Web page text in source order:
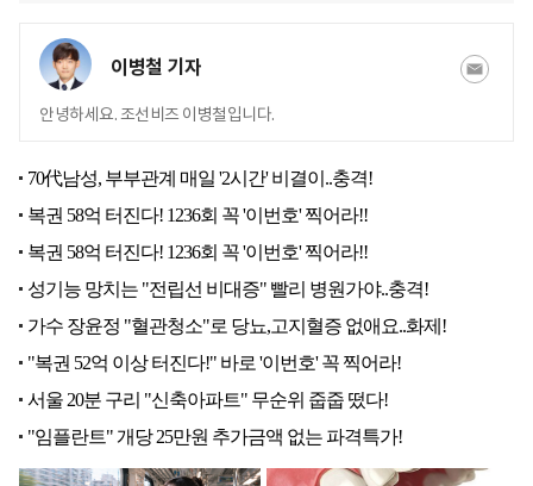
이병철 기자
안녕하세요. 조선비즈 이병철입니다.